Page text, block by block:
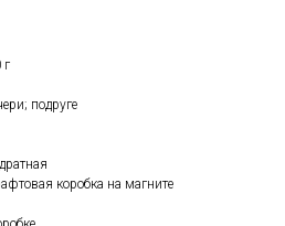
г
подруге
коробка на магните